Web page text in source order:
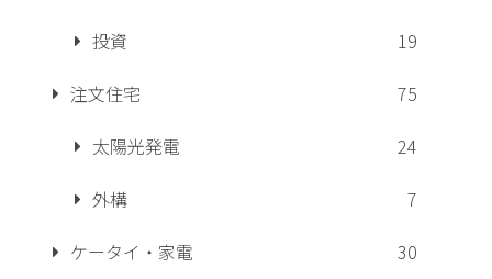
投資
19
注文住宅
75
太陽光発電
24
外構
7
ケータイ・家電
30